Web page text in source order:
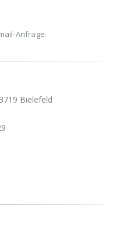
Anfrage.
Bielefeld